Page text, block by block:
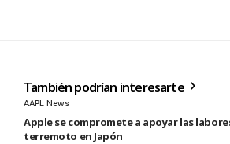
También podrían interesarte
AAPL News
Apple se compromete a apoyar las
terremoto en Japón